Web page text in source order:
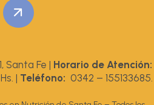
Santa Fe | Horario de Atención:
| Teléfono: 0342 – 155133685.